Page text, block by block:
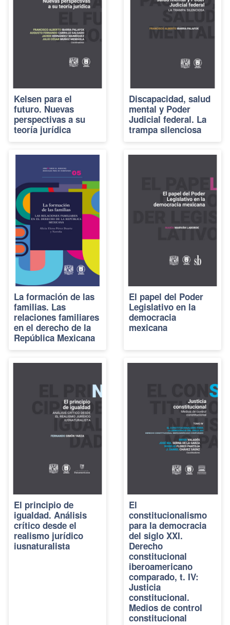
Kelsen para el
futuro. Nuevas
perspectivas a su
teoría jurídica
Discapacidad, salud
mental y Poder
Judicial federal. La
trampa silenciosa
La formación de las
familias. Las
relaciones familiares
en el derecho de la
República Mexicana
El papel del Poder
Legislativo en la
democracia
mexicana
El principio de
igualdad. Análisis
crítico desde el
realismo jurídico
iusnaturalista
El
constitucionalismo
para la democracia
del siglo XXI.
Derecho
constitucional
iberoamericano
comparado, t. IV:
Justicia
constitucional.
Medios de control
constitucional